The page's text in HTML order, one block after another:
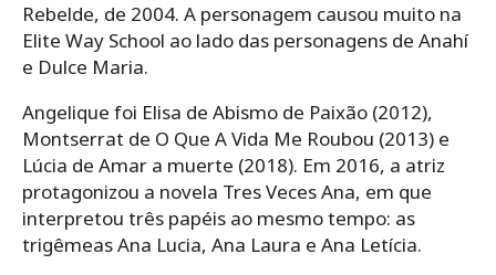
Rebelde, de 2004. A personagem causou muito na
Elite Way School ao lado das personagens de Anahí
e Dulce Maria.
Angelique foi Elisa de Abismo de Paixão (2012),
Montserrat de O Que A Vida Me Roubou (2013) e
Lúcia de Amar a muerte (2018). Em 2016, a atriz
protagonizou a novela Tres Veces Ana, em que
interpretou três papéis ao mesmo tempo: as
trigêmeas Ana Lucia, Ana Laura e Ana Letícia.